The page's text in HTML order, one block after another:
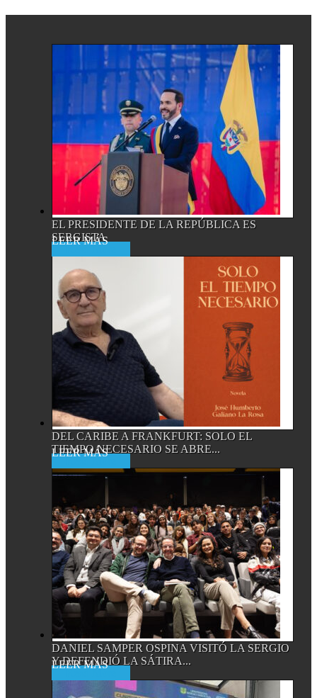
EL PRESIDENTE DE LA REPÚBLICA ES
SERGISTA
DEL CARIBE A FRANKFURT: SOLO EL
TIEMPO NECESARIO SE ABRE...
DANIEL SAMPER OSPINA VISITÓ LA SERGIO
Y DEFENDIÓ LA SÁTIRA...